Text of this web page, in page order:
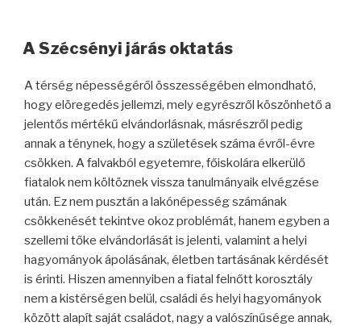
A Szécsényi járás oktatás
A térség népességéről összességében elmondható,
hogy elöregedés jellemzi, mely egyrészről köszönhető a
jelentős mértékű elvándorlásnak, másrészről pedig
annak a ténynek, hogy a születések száma évről-évre
csökken. A falvakból egyetemre, főiskolára elkerülő
fiatalok nem költöznek vissza tanulmányaik elvégzése
után. Ez nem pusztán a lakónépesség számának
csökkenését tekintve okoz problémát, hanem egyben a
szellemi tőke elvándorlását is jelenti, valamint a helyi
hagyományok ápolásának, életben tartásának kérdését
is érinti. Hiszen amennyiben a fiatal felnőtt korosztály
nem a kistérségen belül, családi és helyi hagyományok
között alapít saját családot, nagy a valószínűsége annak,